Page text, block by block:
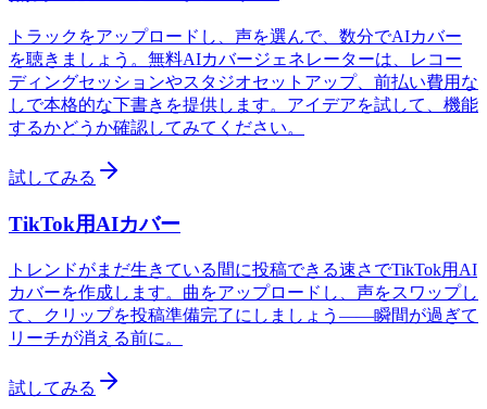
トラックをアップロードし、声を選んで、数分でAIカバー
を聴きましょう。無料AIカバージェネレーターは、レコー
ディングセッションやスタジオセットアップ、前払い費用な
しで本格的な下書きを提供します。アイデアを試して、機能
するかどうか確認してみてください。
試してみる
TikTok用AIカバー
トレンドがまだ生きている間に投稿できる速さでTikTok用AI
カバーを作成します。曲をアップロードし、声をスワップし
て、クリップを投稿準備完了にしましょう——瞬間が過ぎて
リーチが消える前に。
試してみる